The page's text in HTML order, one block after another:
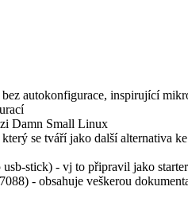
autokonfigurace, inspirující
Damn Small Linux
se tváří jako další alternativa
stick) - vj to připravil jako
- obsahuje veškerou